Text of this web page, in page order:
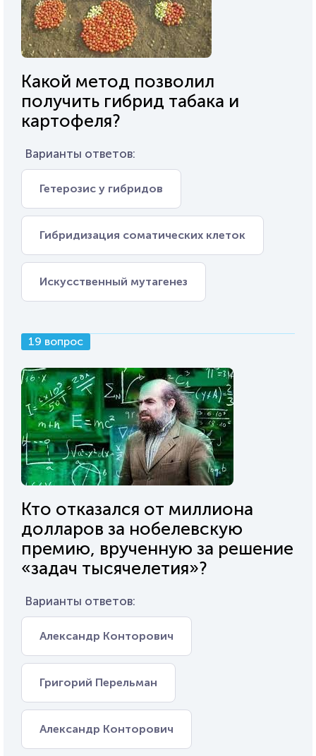
Какой метод позволил
получить гибрид табака и
картофеля?
Варианты ответов:
Гетерозис у гибридов
Гибридизация соматических клеток
Искусственный мутагенез
19 вопрос
Кто отказался от миллиона
долларов за нобелевскую
премию, врученную за решение
«задач тысячелетия»?
Варианты ответов:
Александр Конторович
Григорий Перельман
Александр Конторович